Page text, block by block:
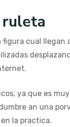
cual
ya que es
an una
la practica.